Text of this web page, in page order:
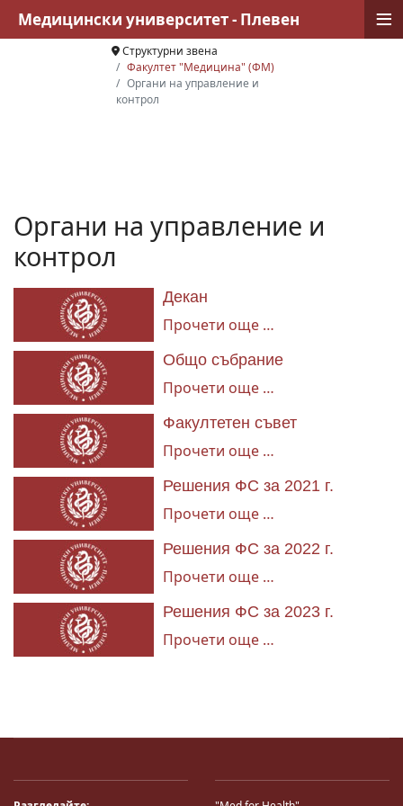
Структурни звена
Факултет "Медицина" (ФМ)
Органи на управление и
контрол
Органи на управление и
контрол
Декан
Прочети още …
Общо събрание
Прочети още …
Факултетен съвет
Прочети още …
Решения ФС за 2021 г.
Прочети още …
Решения ФС за 2022 г.
Прочети още …
Решения ФС за 2023 г.
Прочети още …
Медицински университет - Плевен ≡